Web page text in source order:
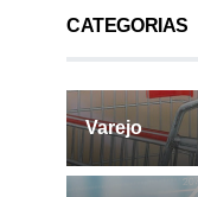
CATEGORIAS
Varejo